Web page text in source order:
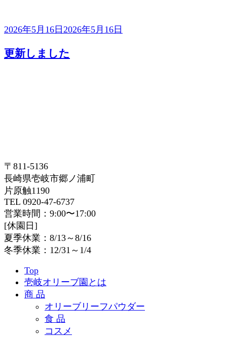
2026年5月16日 2026年5月16日
更新しました
〒811-5136
長崎県壱岐市郷ノ浦町
片原触1190
TEL 0920-47-6737
営業時間：9:00〜17:00
[休園日]
夏季休業：8/13～8/16
冬季休業：12/31～1/4
Top
壱岐オリーブ園とは
商 品
オリーブリーフパウダー
食 品
コスメ